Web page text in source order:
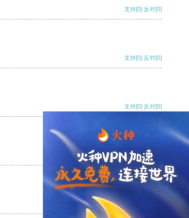
支持[0] 反对[0]
支持[0] 反对[0]
支持[0] 反对[0]
支持[0] 反对
支持